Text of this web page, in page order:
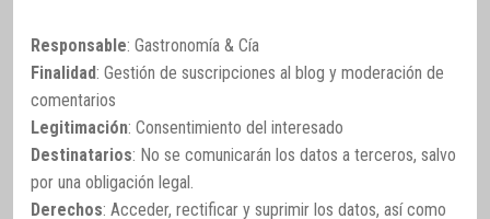
Responsable: Gastronomía & Cía
Finalidad: Gestión de suscripciones al blog y moderación de
comentarios
Legitimación: Consentimiento del interesado
Destinatarios: No se comunicarán los datos a terceros, salvo
por una obligación legal.
Derechos: Acceder, rectificar y suprimir los datos, así como